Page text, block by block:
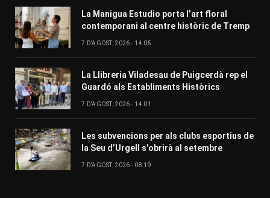
La Manigua Estudio porta l’art floral
contemporani al centre històric de Tremp
7 D'AGOST, 2026 - 14:05
La Llibreria Viladesau de Puigcerdà rep el
Guardó als Establiments Històrics
7 D'AGOST, 2026 - 14:01
Les subvencions per als clubs esportius de
la Seu d’Urgell s’obrirà al setembre
7 D'AGOST, 2026 - 08:19